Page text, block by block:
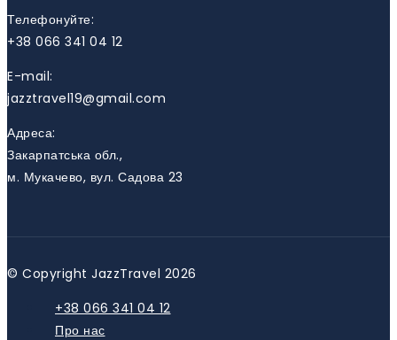
Телефонуйте:
+38 066 341 04 12
E-mail:
jazztravel19@gmail.com
Адреса:
Закарпатська обл.,
м. Мукачево, вул. Садова 23
© Copyright JazzTravel 2026
+38 066 341 04 12
Про нас